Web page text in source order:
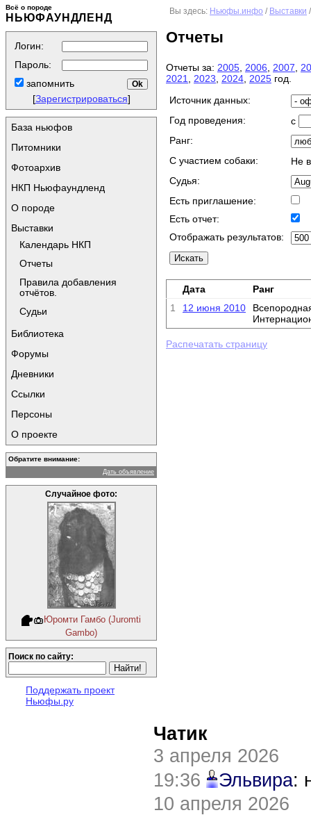
Всё о породе
НЬЮФАУНДЛЕНД
Логин:
Пароль:
запомнить
[Зарегистрироваться]
База ньюфов
Питомники
Фотоархив
НКП Ньюфаундленд
О породе
Выставки
Календарь НКП
Отчеты
Правила добавления
отчётов.
Судьи
Библиотека
Форумы
Дневники
Ссылки
Персоны
О проекте
Обратите внимание:
Дать объявление
Случайное фото:
Юромти Гамбо (Juromti
Gambo)
Поиск по сайту:
Поддержать проект
Ньюфы.ру
Вы здесь: Ньюфы.инфо / Выставки
Отчеты
Отчеты за: 2005 2006 2007
2021
2023 2024 2025 год.
Источник данных:
Год проведения:
с
Ранг:
C участием собаки:
Не
Судья:
Есть приглашение:
Есть отчет:
Отображать результатов:
Дата
Ранг
1
12 июня 2010
Распечатать страницу
Чатик
3 апреля 2026
19:36
Эльвира:
10 апреля 2026